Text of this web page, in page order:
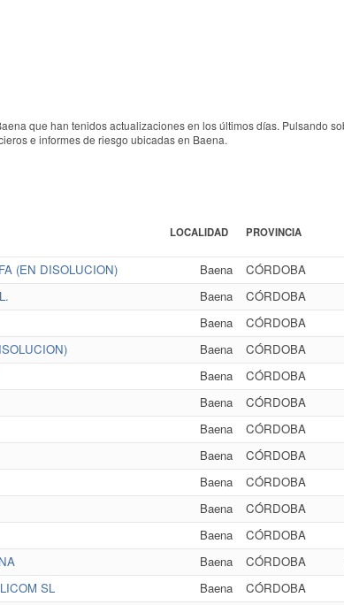
que han tenidos actualizaciones en los últimos días. Pulsando
e informes de riesgo ubicadas en Baena.
LOCALIDAD PROVINCIA
(EN DISOLUCION) Baena
CÓRDOBA
Baena CÓRDOBA
Baena CÓRDOBA
Baena
CÓRDOBA
Baena
CÓRDOBA
Baena
CÓRDOBA
Baena CÓRDOBA
Baena
CÓRDOBA
Baena CÓRDOBA
Baena
CÓRDOBA
Baena CÓRDOBA
Baena CÓRDOBA
SL
Baena CÓRDOBA